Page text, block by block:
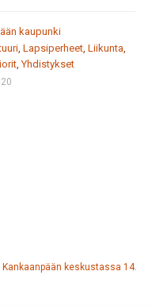
kaupunki
, Lapsiperheet, Liikunta,
,Yhdistykset
keskustassa 14.